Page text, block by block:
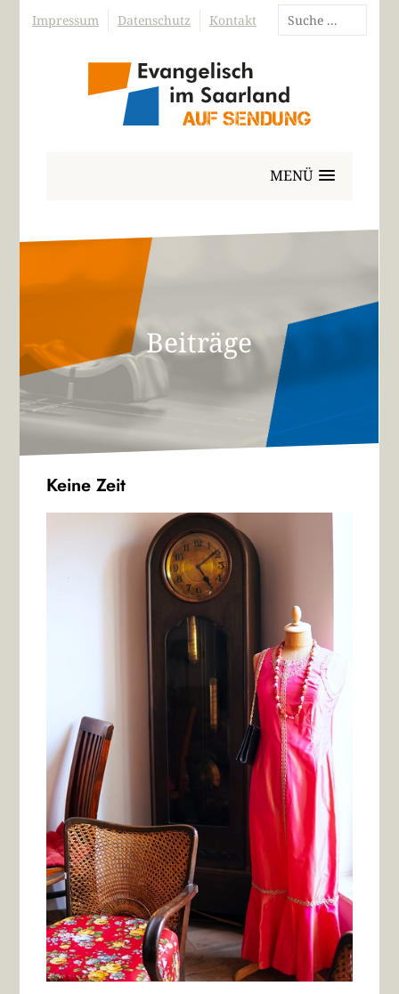
Impressum Datenschutz Kontakt
MENÜ
Beiträge
Keine Zeit